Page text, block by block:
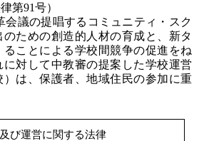
第91号）
議の提唱するコミュニティ・スク
ための創造的人材の育成と、新タ
ことによる学校間競争の促進をね
対して中教審の提案した学校運営
は、保護者、地域住民の参加に重
び運営に関する法律